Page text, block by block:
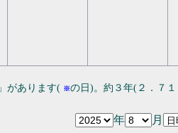
」があります( ※の日)。約３年(２．７
年 月